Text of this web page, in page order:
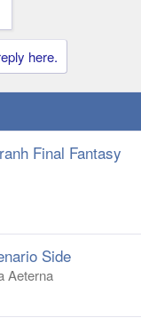
here.
Final Fantasy
Side
Aeterna